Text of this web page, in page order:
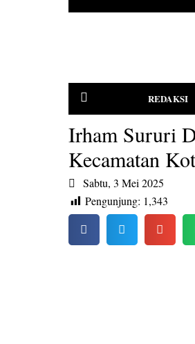
REDAKSI
Irham Sururi
Kecamatan
Sabtu, 3 Mei 2025
Pengunjung: 1,343